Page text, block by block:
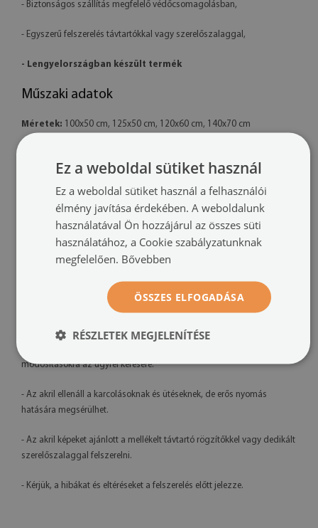
- Biztonságos szállítás megfelelő védőcsomagolásban,
- Egyszerű felszerelés távtartókkal vagy szerelőszalaggal,
- Lengyelországban készült termék
Műszaki adatok
Méretek: 100x50 cm, 125x50 cm, 120x60 cm, 140x70 cm
Tájolás:vízszintes
Felszerelési rendszer:távtartó rögzítők vagy szerelőszalag
- A kész termék színei enyhén eltérhetnek a látványtervtől a monitor
módosításokra az ügyfél kérésére.
- Az akril ellenáll a karcolásoknak és ütéseknek, de erős nyomás
hatására megsérülhet.
- Az akril képeket ajánlott a mellékelt távtartó rögzítőkkel vagy dedikált
szerelőszalaggal felszerelni.
- Kérjük, a hibákat és eltéréseket a felszerelés előtt jelezze.
Ez a weboldal sütiket használ
Ez a weboldal sütiket használ a felhasználói
élmény javítása érdekében. A weboldalunk
használatával Ön hozzájárul az összes süti
használatához, a Cookie szabályzatunknak
megfelelően. Bővebben
ÖSSZES ELFOGADÁSA
RÉSZLETEK MEGJELENÍTÉSE